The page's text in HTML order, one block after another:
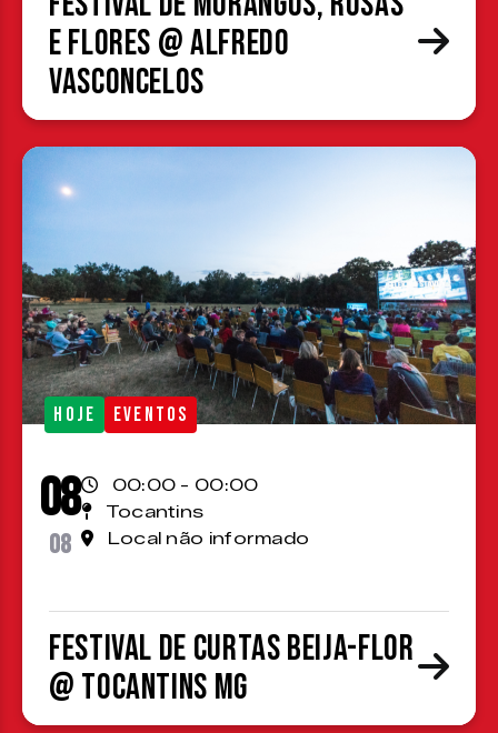
e Flores @ Alfredo
Vasconcelos
HOJE EVENTOS
08
08
00:00 - 00:00
Tocantins
Local não informado
Festival de Curtas Beija-Flor
@ Tocantins MG